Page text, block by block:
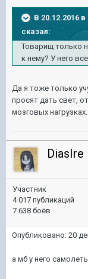
В 20.12.2016 в
сказал:
Товарищ только
к нему? У него
Да я тоже только
просят дать свет,
мозговых
DiasIre
Участник
4 017 публикаций
7 638 боёв
Опубликовано: 20
а мб у него